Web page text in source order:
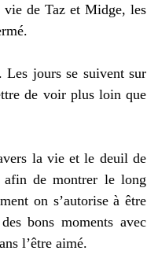
vie de Taz et Midge, les
Les jours se suivent sur
de voir plus loin que
la vie et le deuil de
afin de montrer le long
on s’autorise à être
bons moments avec
l’être aimé.